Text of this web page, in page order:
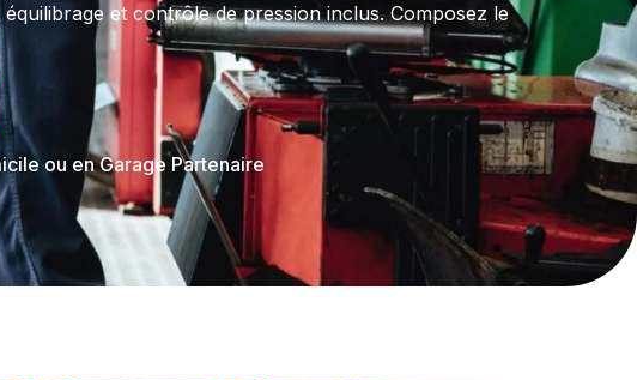
et contrôle de pression inclus. Composez le
ou en Garage Partenaire